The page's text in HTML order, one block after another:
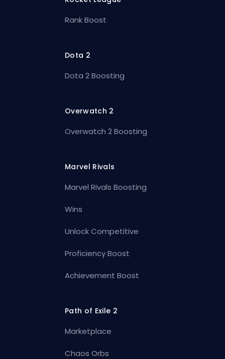
Rank Boost
Dota 2
Dota 2 Boosting
Overwatch 2
Overwatch 2 Boosting
Marvel Rivals
Marvel Rivals Boosting
Wins
Unlock Competitive
Proficiency Boost
Achievement Boost
Path of Exile 2
Marketplace
Chaos Orbs